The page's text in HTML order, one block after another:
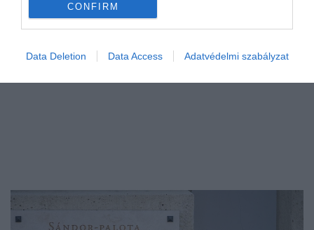
CONFIRM
Data Deletion Data Access Adatvédelmi szabályzat